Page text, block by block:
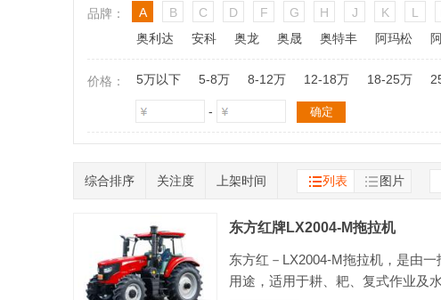
品牌： A B C D F G H J K L
奥利达
安科 奥龙 奥晟 奥特丰 阿玛松
价格： 5万以下 5-8万 8-12万 12-18万 18-25万
-
综合排序 关注度 上架时间 列表 图片
东方红牌LX2004-M拖拉机
东方红－LX2004-M拖拉机，是由
用途，适用于耕、耙、复式作业及